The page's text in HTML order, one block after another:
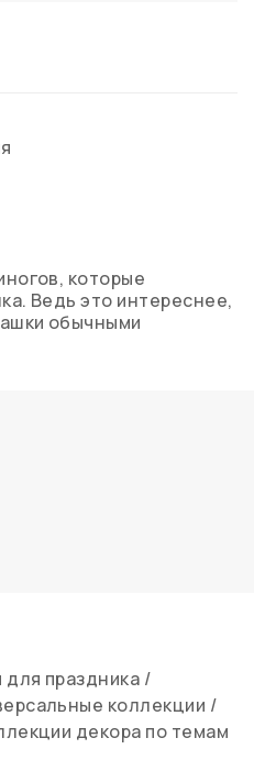
которые
Ведь это интереснее,
обычными
для праздника /
коллекции /
декора по темам